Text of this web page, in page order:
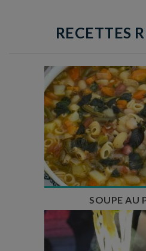
RECETTES
Temps de
Temps de
Nombre de
SOUPE AU